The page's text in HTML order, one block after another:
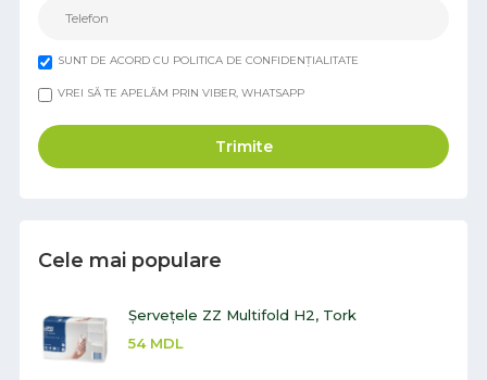
SUNT DE ACORD CU POLITICA DE CONFIDENȚIALITATE
VREI SĂ TE APELĂM PRIN VIBER, WHATSAPP
Trimite
Cele mai populare
Șervețele ZZ Multifold H2, Tork
54 MDL